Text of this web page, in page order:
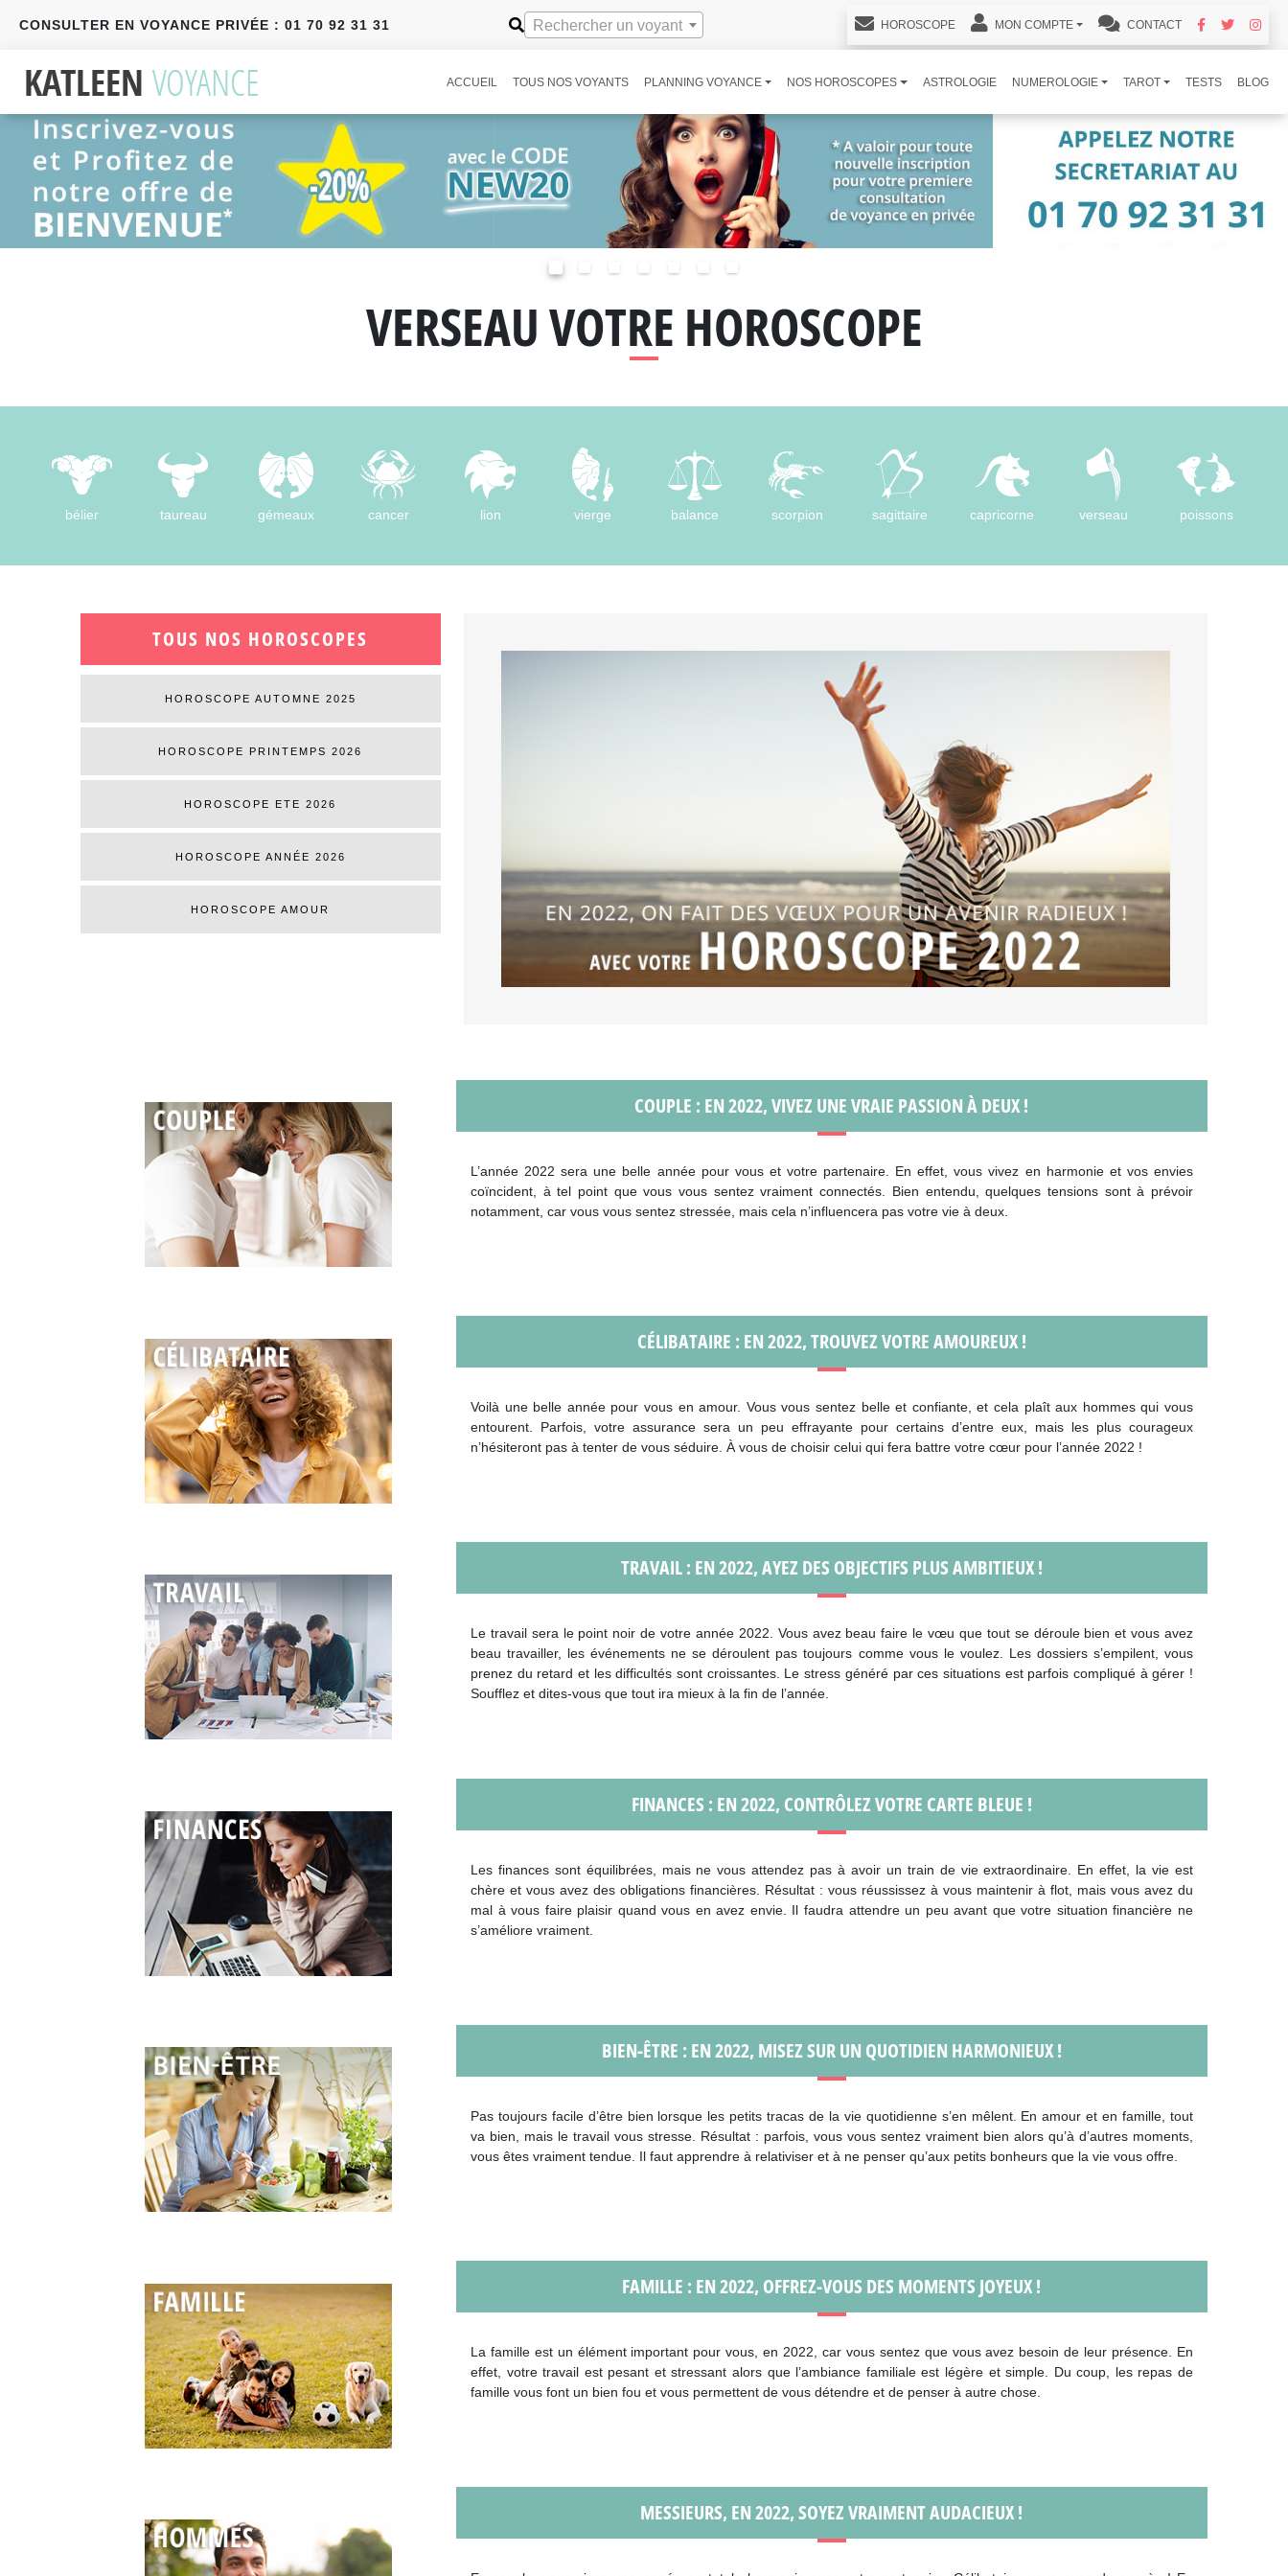
CONSULTER EN VOYANCE PRIVÉE : 01 70 92 31 31 Rechercher un voyant HOROSCOPE MON COMPTE CONTACT
ACCUEIL TOUS NOS VOYANTS PLANNING VOYANCE NOS HOROSCOPES ASTROLOGIE NUMEROLOGIE TAROT TESTS BLOG
VERSEAU VOTRE HOROSCOPE
bélier taureau gémeaux cancer lion vierge balance scorpion sagittaire capricorne verseau poissons
TOUS NOS HOROSCOPES
HOROSCOPE AUTOMNE 2025
HOROSCOPE PRINTEMPS 2026
HOROSCOPE ETE 2026
HOROSCOPE ANNÉE 2026
HOROSCOPE AMOUR
COUPLE : EN 2022, VIVEZ UNE VRAIE PASSION À DEUX !
L’année 2022 sera une belle année pour vous et votre partenaire. En effet, vous vivez en harmonie et vos envies
coïncident, à tel point que vous vous sentez vraiment connectés. Bien entendu, quelques tensions sont à prévoir
notamment, car vous vous sentez stressée, mais cela n’influencera pas votre vie à deux.
CÉLIBATAIRE : EN 2022, TROUVEZ VOTRE AMOUREUX !
Voilà une belle année pour vous en amour. Vous vous sentez belle et confiante, et cela plaît aux hommes qui vous
entourent. Parfois, votre assurance sera un peu effrayante pour certains d’entre eux, mais les plus courageux
n’hésiteront pas à tenter de vous séduire. À vous de choisir celui qui fera battre votre cœur pour l’année 2022 !
TRAVAIL : EN 2022, AYEZ DES OBJECTIFS PLUS AMBITIEUX !
Le travail sera le point noir de votre année 2022. Vous avez beau faire le vœu que tout se déroule bien et vous avez
beau travailler, les événements ne se déroulent pas toujours comme vous le voulez. Les dossiers s’empilent, vous
prenez du retard et les difficultés sont croissantes. Le stress généré par ces situations est parfois compliqué à gérer !
Soufflez et dites-vous que tout ira mieux à la fin de l’année.
FINANCES : EN 2022, CONTRÔLEZ VOTRE CARTE BLEUE !
Les finances sont équilibrées, mais ne vous attendez pas à avoir un train de vie extraordinaire. En effet, la vie est
chère et vous avez des obligations financières. Résultat : vous réussissez à vous maintenir à flot, mais vous avez du
mal à vous faire plaisir quand vous en avez envie. Il faudra attendre un peu avant que votre situation financière ne
s’améliore vraiment.
BIEN-ÊTRE : EN 2022, MISEZ SUR UN QUOTIDIEN HARMONIEUX !
Pas toujours facile d’être bien lorsque les petits tracas de la vie quotidienne s’en mêlent. En amour et en famille, tout
va bien, mais le travail vous stresse. Résultat : parfois, vous vous sentez vraiment bien alors qu’à d’autres moments,
vous êtes vraiment tendue. Il faut apprendre à relativiser et à ne penser qu’aux petits bonheurs que la vie vous offre.
FAMILLE : EN 2022, OFFREZ-VOUS DES MOMENTS JOYEUX !
La famille est un élément important pour vous, en 2022, car vous sentez que vous avez besoin de leur présence. En
effet, votre travail est pesant et stressant alors que l’ambiance familiale est légère et simple. Du coup, les repas de
famille vous font un bien fou et vous permettent de vous détendre et de penser à autre chose.
MESSIEURS, EN 2022, SOYEZ VRAIMENT AUDACIEUX !